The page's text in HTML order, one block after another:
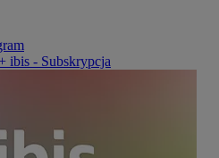
ibis - Subskrypcja